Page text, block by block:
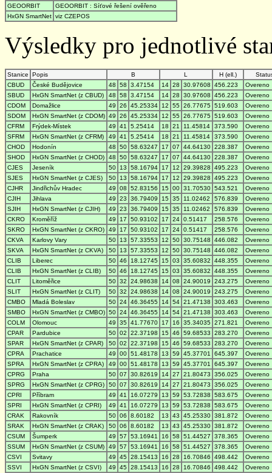
GEOORBIT
GEOORBIT : Síťové řešení ověřeno
HxGN SmartNet viz CZEPOS
Výsledky pro jednotlivé
Stanice Popis B L H (ell.)
CBUD
České Budějovice 48 58 3.47154 14 28 30.97608 456.223
Overeno
SBUD
HxGN SmartNet (z CBUD) 48 58 3.47154 14 28 30.97608 456.223
Overeno
CDOM
Domažlice 49 26 45.25334 12 55 26.77675 519.603
Overeno
SDOM
HxGN SmartNet (z CDOM) 49 26 45.25334 12 55 26.77675 519.603
Overeno
CFRM
Frýdek-Místek 49 41 5.25414 18 21 11.45814 373.590
Overeno
SFRM
HxGN SmartNet (z CFRM) 49 41 5.25414 18 21 11.45814 373.590
Overeno
CHOD
Hodonín 48 50 58.63247 17 07 44.64130 228.387
Overeno
SHOD
HxGN SmartNet (z CHOD) 48 50 58.63247 17 07 44.64130 228.387
Overeno
CJES
Jeseník 50 13 58.16794 17 12 29.39828 495.223
Overeno
SJES
HxGN SmartNet (z CJES) 50 13 58.16794 17 12 29.39828 495.223
Overeno
CJHR
Jindřichův Hradec 49 08 52.83156 15 00 31.70530 543.521
Overeno
CJIH
Jihlava 49 23 36.79409 15 35 11.02462 576.839
Overeno
SJIH
HxGN SmartNet (z CJIH) 49 23 36.79409 15 35 11.02462 576.839
Overeno
CKRO
Kroměříž 49 17 50.93102 17 24 0.51417 258.576
Overeno
SKRO
HxGN SmartNet (z CKRO) 49 17 50.93102 17 24 0.51417 258.576
Overeno
CKVA
Karlovy Vary 50 13 57.33553 12 50 30.75148 446.082
Overeno
SKVA
HxGN SmartNet (z CKVA) 50 13 57.33553 12 50 30.75148 446.082
Overeno
CLIB
Liberec 50 46 18.12745 15 03 35.60832 448.355
Overeno
CLIB
HxGN SmartNet (z CLIB) 50 46 18.12745 15 03 35.60832 448.355
Overeno
CLIT
Litoměřice 50 32 24.98638 14 08 24.90019 243.275
Overeno
SLIT
HxGN SmartNet (z CLIT) 50 32 24.98638 14 08 24.90019 243.275
Overeno
CMBO
Mladá Boleslav 50 24 46.36455 14 54 21.47138 303.463
Overeno
SMBO
HxGN SmartNet (z CMBO) 50 24 46.36455 14 54 21.47138 303.463
Overeno
COLM
Olomouc 49 35 41.77670 17 16 35.34035 271.821
Overeno
CPAR
Pardubice 50 02 22.37198 15 46 59.68533 283.270
Overeno
SPAR
HxGN SmartNet (z CPAR) 50 02 22.37198 15 46 59.68533 283.270
Overeno
CPRA
Prachatice 49 00 51.48178 13 59 45.37701 645.397
Overeno
SPRA
HxGN SmartNet (z CPRA) 49 00 51.48178 13 59 45.37701 645.397
Overeno
CPRG
Praha 50 07 30.82619 14 27 21.80473 356.025
Overeno
SPRG
HxGN SmartNet (z CPRG) 50 07 30.82619 14 27 21.80473 356.025
Overeno
CPRI
Příbram 49 41 16.07279 13 59 53.72838 583.675
Overeno
SPRI
HxGN SmartNet (z CPRI) 49 41 16.07279 13 59 53.72838 583.675
Overeno
CRAK
Rakovník 50 06 8.60182 13 43 45.25330 381.872
Overeno
SRAK
HxGN SmartNet (z CRAK) 50 06 8.60182 13 43 45.25330 381.872
Overeno
CSUM
Šumperk 49 57 53.16941 16 58 51.44527 378.365
Overeno
SSUM
HxGN SmartNet (z CSUM) 49 57 53.16941 16 58 51.44527 378.365
Overeno
CSVI
Svitavy 49 45 28.15413 16 28 16.70846 498.442
Overeno
SSVI
HxGN SmartNet (z CSVI) 49 45 28.15413 16 28 16.70846 498.442
Overeno